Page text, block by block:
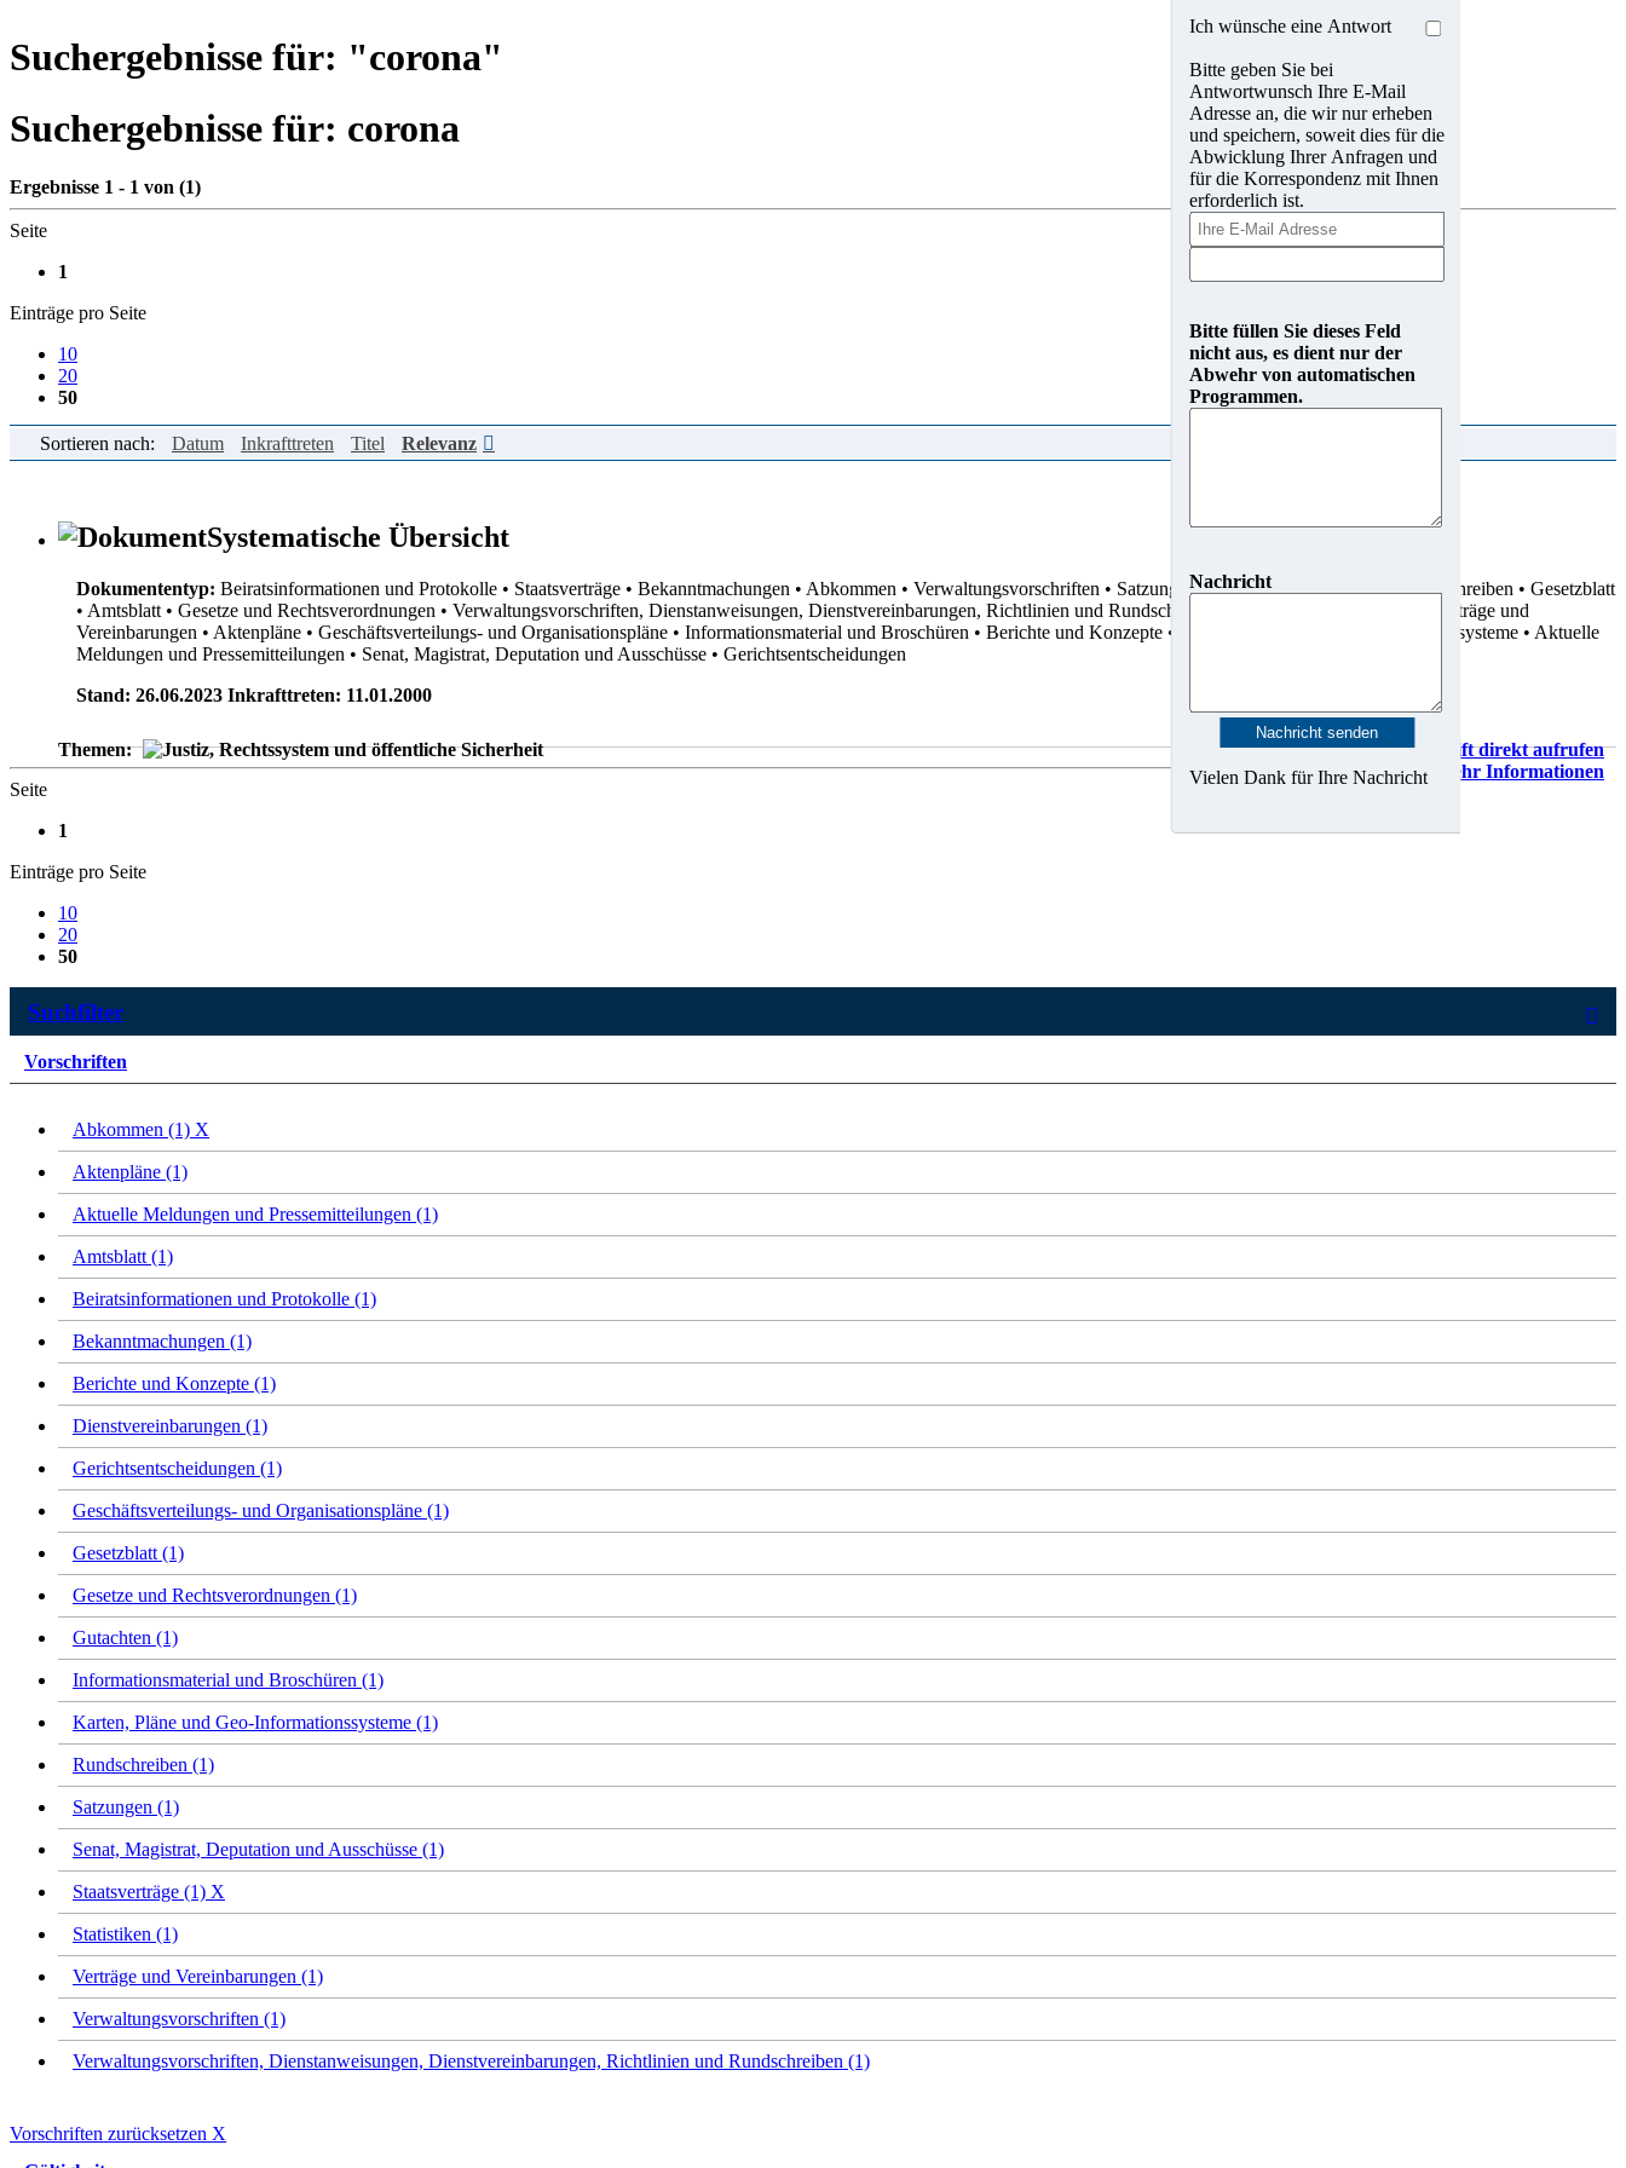
Suchergebnisse für: "corona"
Suchergebnisse für: corona
Ergebnisse 1 - 1 von (1)
Seite
1
Einträge pro Seite
10
20
50
Sortieren nach: Datum Inkrafttreten Titel Relevanz
Systematische Übersicht
Dokumententyp: Beiratsinformationen und Protokolle • Staatsverträge • Bekanntmachungen • Abkommen • Verwaltungsvorschriften • Satzungen• Dienstvereinbarungen• Rundschreiben • Gesetzblatt
• Amtsblatt • Gesetze und Rechtsverordnungen • Verwaltungsvorschriften, Dienstanweisungen, Dienstvereinbarungen, Richtlinien und Rundschreiben
• Verträge und
Vereinbarungen • Aktenpläne • Geschäftsverteilungs- und Organisationspläne • Informationsmaterial und Broschüren • Berichte und Konzepte • Karten, Pläne und Geo-Informationssysteme • Aktuelle
Meldungen und Pressemitteilungen • Senat, Magistrat, Deputation und Ausschüsse • Gerichtsentscheidungen
Stand: 26.06.2023 Inkrafttreten: 11.01.2000
Themen:
Vorschrift direkt aufrufen
Mehr Informationen
Seite
1
Einträge pro Seite
10
20
50
Suchfilter
Vorschriften
Abkommen (1) X
Aktenpläne (1)
Aktuelle Meldungen und Pressemitteilungen (1)
Amtsblatt (1)
Beiratsinformationen und Protokolle (1)
Bekanntmachungen (1)
Berichte und Konzepte (1)
Dienstvereinbarungen (1)
Gerichtsentscheidungen (1)
Geschäftsverteilungs- und Organisationspläne (1)
Gesetzblatt (1)
Gesetze und Rechtsverordnungen (1)
Gutachten (1)
Informationsmaterial und Broschüren (1)
Karten, Pläne und Geo-Informationssysteme (1)
Rundschreiben (1)
Satzungen (1)
Senat, Magistrat, Deputation und Ausschüsse (1)
Staatsverträge (1) X
Statistiken (1)
Verträge und Vereinbarungen (1)
Verwaltungsvorschriften (1)
Verwaltungsvorschriften, Dienstanweisungen, Dienstvereinbarungen, Richtlinien und Rundschreiben (1)
Vorschriften zurücksetzen X
Ich wünsche eine Antwort
Bitte geben Sie bei
Antwortwunsch Ihre E-Mail
Adresse an, die wir nur erheben
und speichern, soweit dies für die
Abwicklung Ihrer Anfragen und
für die Korrespondenz mit Ihnen
erforderlich ist.
Bitte füllen Sie dieses Feld
nicht aus, es dient nur der
Abwehr von automatischen
Programmen.
Nachricht
Vielen Dank für Ihre Nachricht